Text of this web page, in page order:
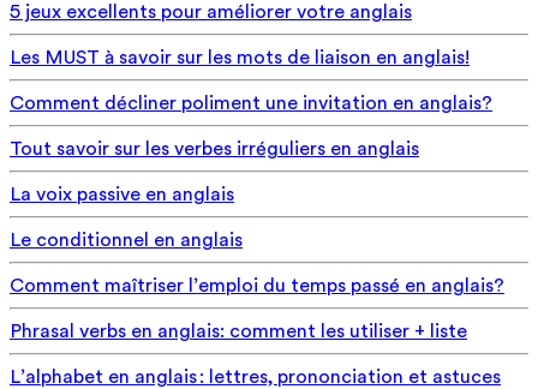
5 jeux excellents pour améliorer votre anglais
Les MUST à savoir sur les mots de liaison en anglais!
Comment décliner poliment une invitation en anglais?
Tout savoir sur les verbes irréguliers en anglais
La voix passive en anglais
Le conditionnel en anglais
Comment maîtriser l’emploi du temps passé en anglais?
Phrasal verbs en anglais: comment les utiliser + liste
L’alphabet en anglais : lettres, prononciation et astuces